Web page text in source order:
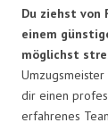
Du ziehst von
einem
möglichst
dir einen
erfahrenes